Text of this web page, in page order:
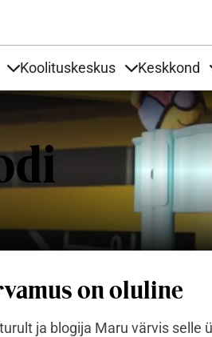
Koolituskeskus Keskkond
on oluline
ja blogija Maru värvis selle